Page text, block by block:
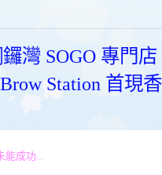
鑼灣 SOGO 專門
Station 首現
能成功...